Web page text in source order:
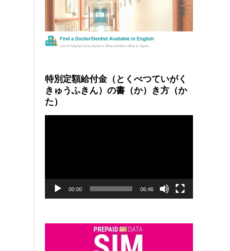
特別定額給付金（とくべつていがく
きゅうふきん）の書（か）き方（か
た）
00:00 06:46